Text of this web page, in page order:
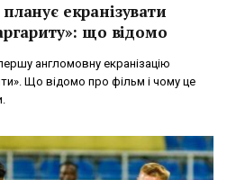
екранізувати
що відомо
англомовну екранізацію
Що відомо про фільм і чому це